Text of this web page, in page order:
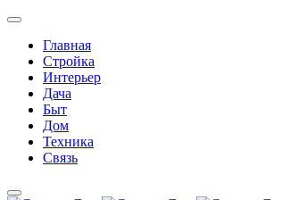
Главная
Стройка
Интерьер
Дача
Быт
Дом
Техника
Связь